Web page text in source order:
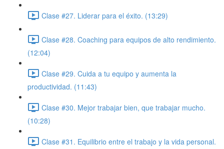
Clase #27. Liderar para el éxito. (13:29)
Clase #28. Coaching para equipos de alto rendimiento.
(12:04)
Clase #29. Cuida a tu equipo y aumenta la
productividad. (11:43)
Clase #30. Mejor trabajar bien, que trabajar mucho.
(10:28)
Clase #31. Equilibrio entre el trabajo y la vida personal.